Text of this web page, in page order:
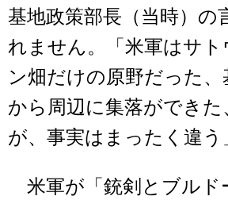
基地政策部長（当時）の
れません。「米軍はサト
ン畑だけの原野だった、
から周辺に集落ができた
が、事実はまったく違う
米軍が「銃剣とブルド